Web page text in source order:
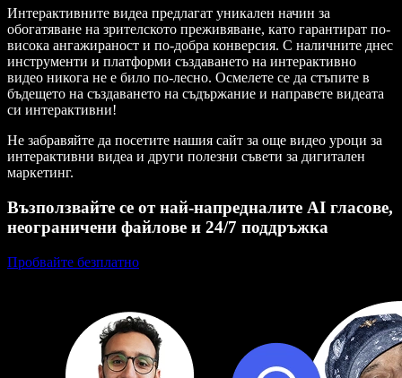
Интерактивните видеа предлагат уникален начин за
обогатяване на зрителското преживяване, като гарантират по-
висока ангажираност и по-добра конверсия. С наличните днес
инструменти и платформи създаването на интерактивно
видео никога не е било по-лесно. Осмелете се да стъпите в
бъдещето на създаването на съдържание и направете видеата
си интерактивни!
Не забравяйте да посетите нашия сайт за още видео уроци за
интерактивни видеа и други полезни съвети за дигитален
маркетинг.
Възползвайте се от най-напредналите AI гласове,
неограничени файлове и 24/7 поддръжка
Пробвайте безплатно